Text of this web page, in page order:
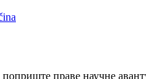
праве научне